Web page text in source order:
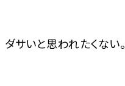
ダサいと思われたくない。